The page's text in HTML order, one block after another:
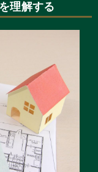
理解する